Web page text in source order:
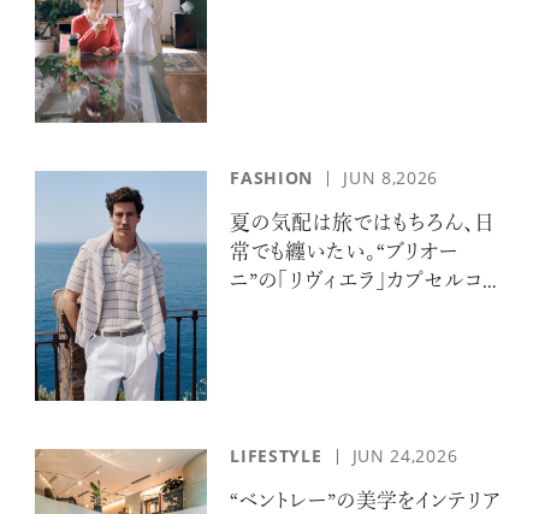
FASHION JUN 8,2026
夏の気配は旅ではもちろん、日
常でも纏いたい。“ブリオー
ニ”の「リヴィエラ」カプセルコレ
LIFESTYLE JUN 24,2026
“ベントレー”の美学をインテリア